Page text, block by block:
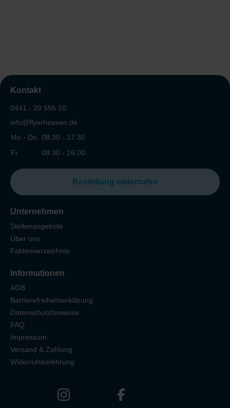
Kontakt
0441 - 20 556 10
info@flyerheaven.de
Mo - Do
08:30 - 17:30
Fr
08:30 - 16:00
Bestellung widerrufen
Unternehmen
Stellenangebote
Über uns
Faktenverzeichnis
Informationen
AGB
Barrierefreiheitserklärung
Datenschutzhinweise
FAQ
Impressum
Versand & Zahlung
Widerrufsbelehrung